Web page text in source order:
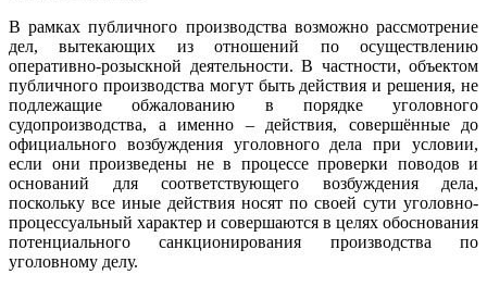
В рамках публичного производства возможно рассмотрение
дел, вытекающих из отношений по осуществлению
оперативно-розыскной деятельности. В частности, объектом
публичного производства могут быть действия и решения, не
подлежащие обжалованию в порядке уголовного
судопроизводства, а именно – действия, совершённые до
официального возбуждения уголовного дела при условии,
если они произведены не в процессе проверки поводов и
оснований для соответствующего возбуждения дела,
поскольку все иные действия носят по своей сути уголовно-
процессуальный характер и совершаются в целях обоснования
потенциального санкционирования производства по
уголовному делу.